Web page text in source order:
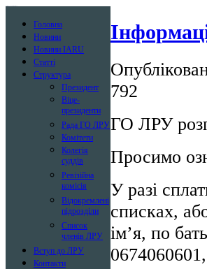
Головна
Новини
Новини IARU
Статті
Структура
Президент
Віце-
президенти
Рада ГО ЛРУ
Комітети
Колегія
суддів
Ревізійна
комісія
Відокремлені
підрозділи
Список
членів ЛРУ
Вступ до ЛРУ
Контакти
792
ГО ЛРУ
Просимо
У разі
списках,
ім’я, по
0674060601,